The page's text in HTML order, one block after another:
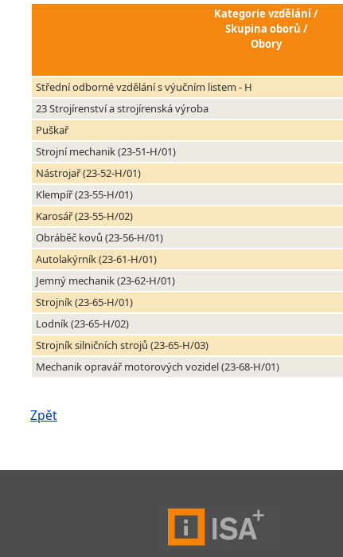
Kategorie vzdělání /
Skupina oborů /
Obory
Střední odborné vzdělání s výučním listem - H
23 Strojírenství a strojírenská výroba
Puškař
Strojní mechanik (23-51-H/01)
Nástrojař (23-52-H/01)
Klempíř (23-55-H/01)
Karosář (23-55-H/02)
Obráběč kovů (23-56-H/01)
Autolakýrník (23-61-H/01)
Jemný mechanik (23-62-H/01)
Strojník (23-65-H/01)
Lodník (23-65-H/02)
Strojník silničních strojů (23-65-H/03)
Mechanik opravář motorových vozidel (23-68-H/01)
Zpět